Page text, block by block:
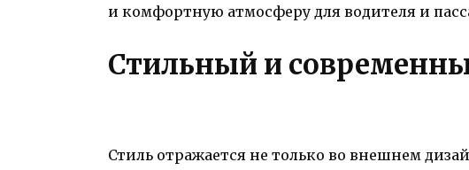
и комфортную атмосферу для водителя и
Стильный и
Стиль отражается не только во внешнем